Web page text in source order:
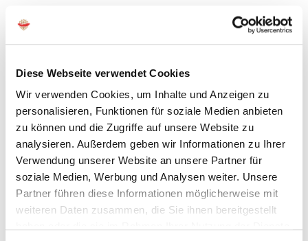
Diese Webseite verwendet Cookies
Wir verwenden Cookies, um Inhalte und Anzeigen zu
personalisieren, Funktionen für soziale Medien anbieten
zu können und die Zugriffe auf unsere Website zu
analysieren. Außerdem geben wir Informationen zu Ihrer
Verwendung unserer Website an unsere Partner für
soziale Medien, Werbung und Analysen weiter. Unsere
Partner führen diese Informationen möglicherweise mit
weiteren Daten zusammen, die Sie ihnen bereitgestellt
Konservierungsstoffe: E252, E250. Nährwertangaben:
Fett: 33 g, davon gesättigte Fettsäuren: 12 g
Eiweiß: 27 g
Salz: 4,5 g
Allergene:
Die Würste enthalten keine schädlichen künstlichen Duft-,
Farb- oder Aromastoffe. Französische Würste enthalten
Laktose. Spuren von Nüssen können in allen französischen